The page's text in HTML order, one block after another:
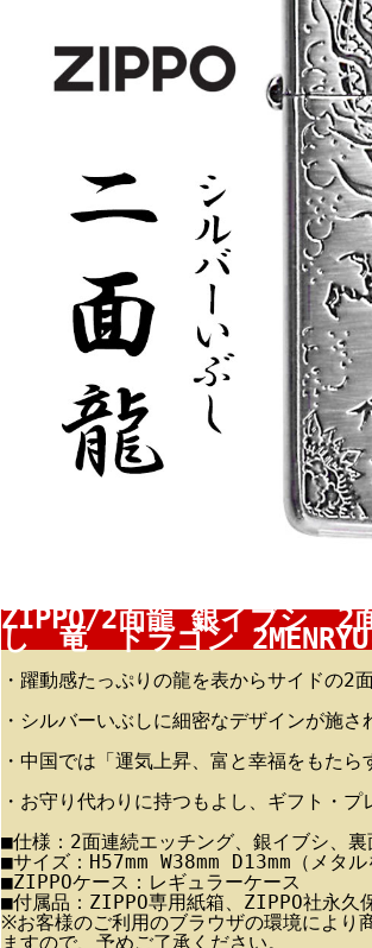
ZIPPO/2面龍 銀イブシ 2
し 竜 ドラゴン
・躍動感たっぷりの龍を表からサイドの2
・シルバーいぶしに細密なデザインが施
・中国では「運気上昇、富と幸福をもた
・お守り代わりに持つもよし、ギフト・
■仕様：2面連続エッチング、銀イブシ、裏
■サイズ：H57mm W38mm D13mm（メタ
■ZIPPOケース：レギュラーケース
■付属品：ZIPPO専用紙箱、ZIPPO社永久
※お客様のご利用のブラウザの環境により
ますので、予めご了承ください。